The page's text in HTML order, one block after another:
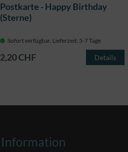
Postkarte - Happy Birthday
(Sterne)
Sofort verfügbar, Lieferzeit: 5-7 Tage
2,20 CHF Details
Information